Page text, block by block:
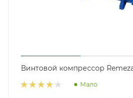
Винтовой компрессор
Мало